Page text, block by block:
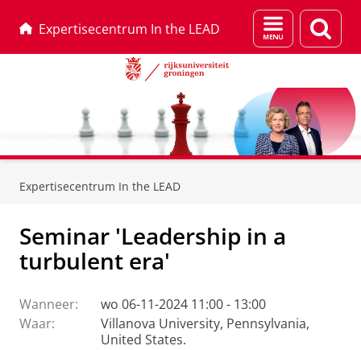
Expertisecentrum In the LEAD
Menu
en
Expertisecentrum In the LEAD
Seminar 'Leadership in a
turbulent era'
Wanneer:
wo 06-11-2024 11:00 - 13:00
Waar:
Villanova University, Pennsylvania,
United States.